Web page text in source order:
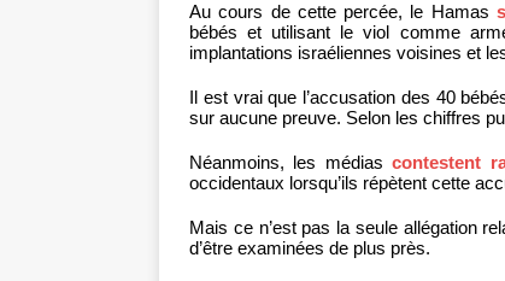
Au cours de cette percée, le Hamas
bébés et utilisant le viol comme
implantations israéliennes voisines et
Il est vrai que l’accusation des 40
sur aucune preuve. Selon les chiffres
Néanmoins, les médiascontestent
occidentaux lorsqu’ils répètent cette
Mais ce n’est pas la seule allégation
d’être examinées de plus près.